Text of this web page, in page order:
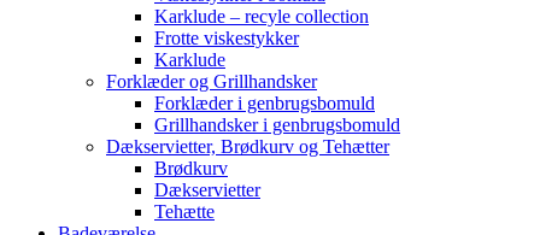
Karklude – recyle collection
Frotte viskestykker
Karklude
Forklæder og Grillhandsker
Forklæder i genbrugsbomuld
Grillhandsker i genbrugsbomuld
Dækservietter, Brødkurv og Tehætter
Brødkurv
Dækservietter
Tehætte